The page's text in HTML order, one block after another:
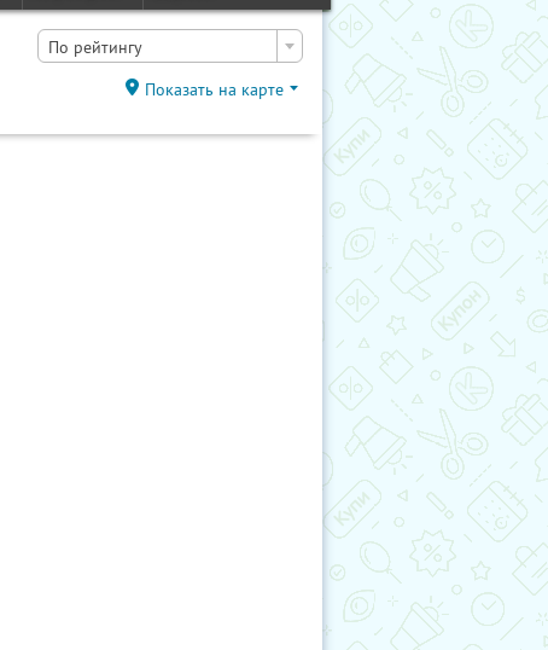
По рейтингу
Показать на карте